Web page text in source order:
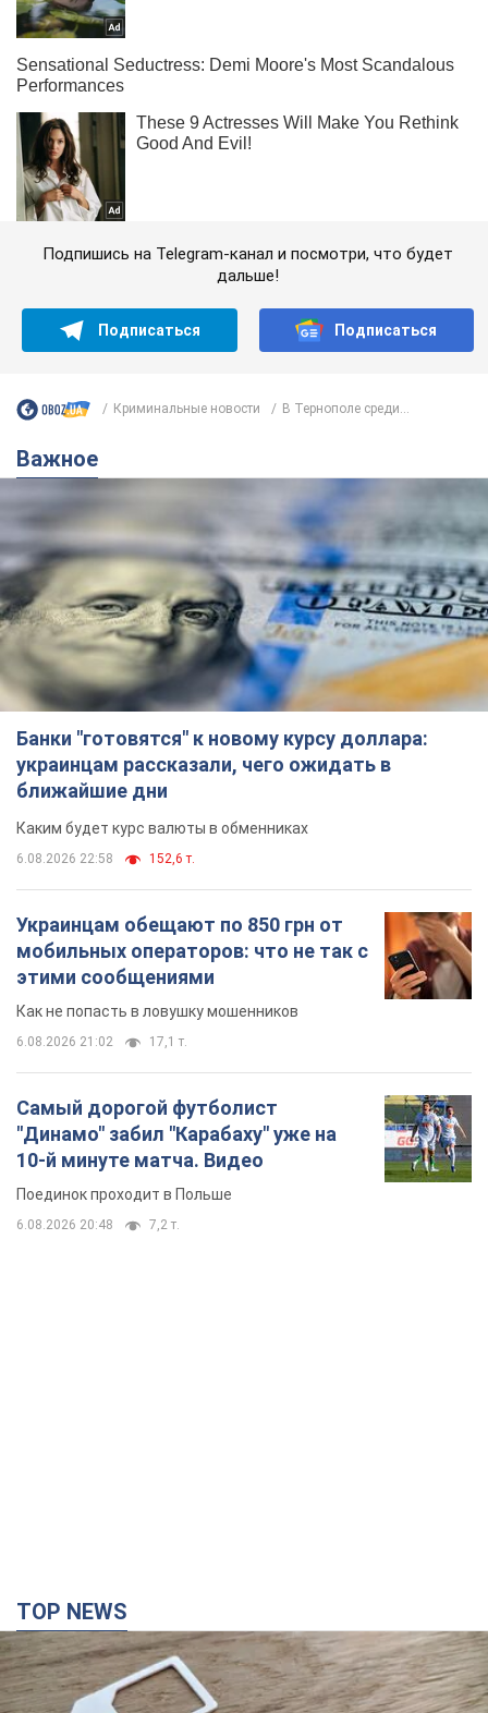
Подпишись на Telegram-канал и посмотри, что будет
дальше!
Подписаться Подписаться
Криминальные новости В Тернополе среди...
Важное
Банки "готовятся" к новому курсу доллара:
украинцам рассказали, чего ожидать в
ближайшие дни
Каким будет курс валюты в обменниках
6.08.2026 22:58 152,6 т.
Украинцам обещают по 850 грн от
мобильных операторов: что не так с
этими сообщениями
Как не попасть в ловушку мошенников
6.08.2026 21:02 17,1 т.
Самый дорогой футболист
"Динамо" забил "Карабаху" уже на
10-й минуте матча. Видео
Поединок проходит в Польше
6.08.2026 20:48 7,2 т.
TOP NEWS